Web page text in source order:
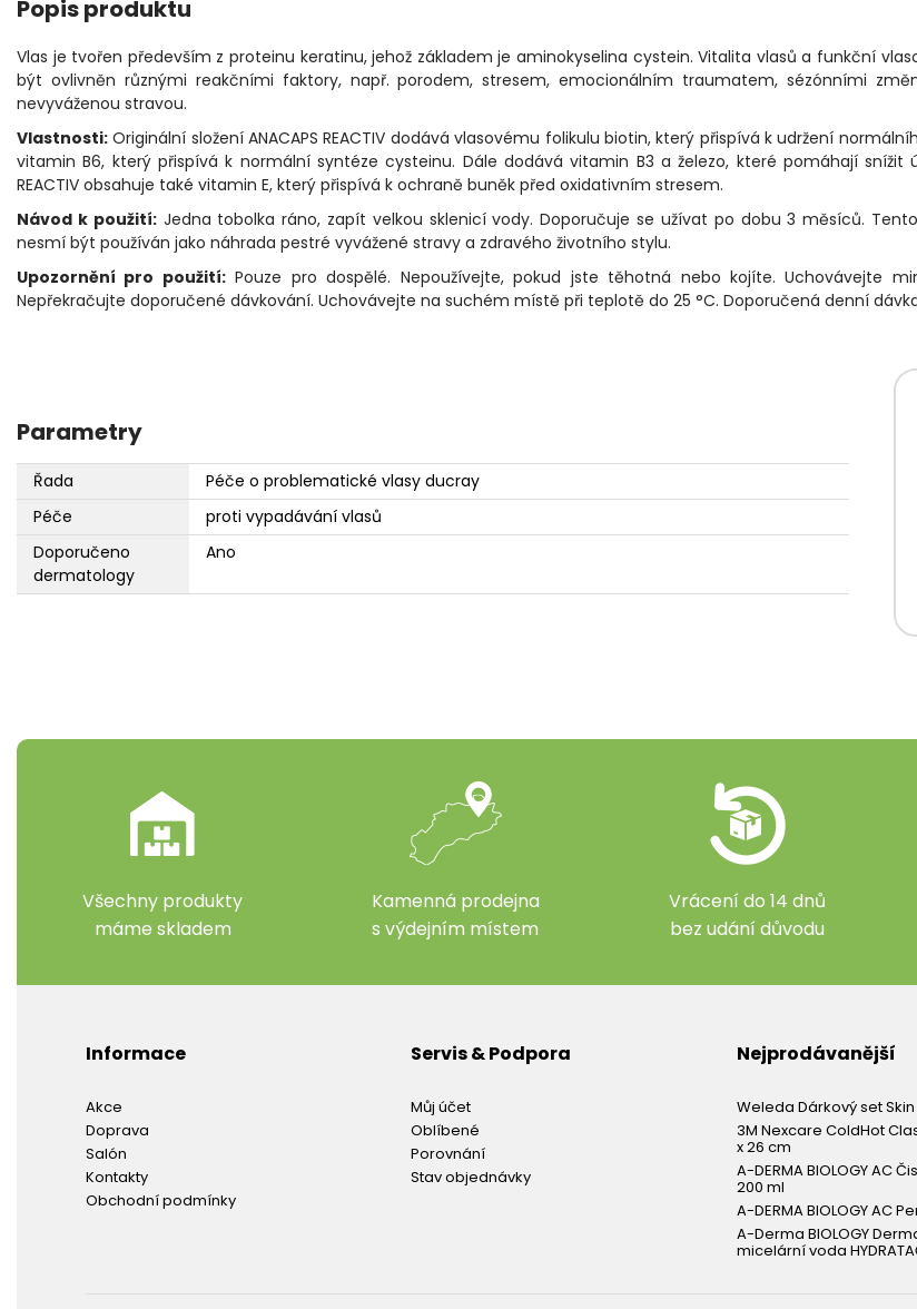
Popis produktu
Vlas je tvořen především z proteinu keratinu, jehož základem je aminokyselina cystein. Vitalita vlasů a funkční
být ovlivněn různými reakčními faktory, např. porodem, stresem, emocionálním traumatem, sézónními
nevyváženou stravou.
Vlastnosti: Originální složení ANACAPS REACTIV dodává vlasovému folikulu biotin, který přispívá k udržení
vitamin B6, který přispívá k normální syntéze cysteinu. Dále dodává vitamin B3 a železo, které pomáhají snížit
REACTIV obsahuje také vitamin E, který přispívá k ochraně buněk před oxidativním stresem.
Návod k použití:Jedna tobolka ráno, zapít velkou sklenicí vody. Doporučuje se užívat po dobu 3 měsíců.
nesmí být používán jako náhrada pestré vyvážené stravy a zdravého životního stylu.
Upozornění pro použití:Pouze pro dospělé. Nepoužívejte, pokud jste těhotná nebo kojíte. Uchovávejte
Nepřekračujte doporučené dávkování. Uchovávejte na suchém místě při teplotě do 25 °C. Doporučená denní
Parametry
Řada
Péče o problematické vlasy ducray
Péče
proti vypadávání vlasů
Doporučeno
dermatology
Ano
Všechny produkty
máme skladem
Kamenná prodejna
s výdejním místem
Vrácení do 14 dnů
bez udání důvodu
Informace
Akce
Doprava
Salón
Kontakty
Obchodní podmínky
Servis & Podpora
Můj účet
Oblíbené
Porovnání
Stav objednávky
Nejprodávanější
Weleda Dárkový set
3M Nexcare ColdHot
x 26 cm
A-DERMA BIOLOGY AC
200 ml
A-DERMA BIOLOGY AC
A-Derma BIOLOGY
micelární voda